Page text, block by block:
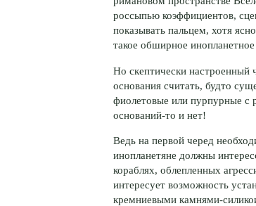
россыпью коэффициентов,
показывать пальцем, хотя
такое обширное инопланетное
Но скептически настроенный
основания считать, будто
фиолетовые или пурпурные с
оснований-то и нет!
Ведь на первой черед
инопланетяне должны
кораблях, облепленных
интересует возможность
кремниевыми камнями-